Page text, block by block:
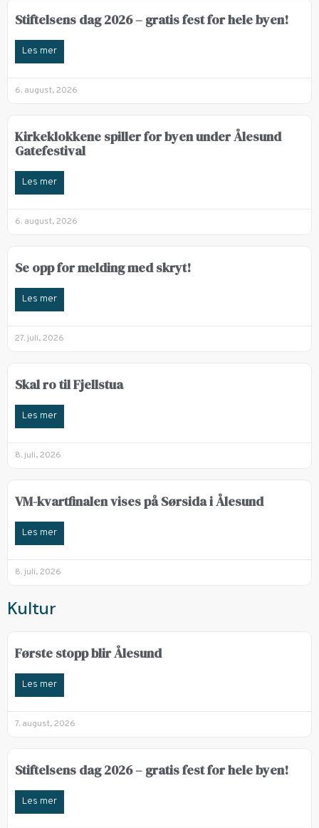
Stiftelsens dag 2026 – gratis fest for hele byen!
Les mer
6. august, 2026
Kirkeklokkene spiller for byen under Ålesund
Gatefestival
Les mer
6. august, 2026
Se opp for melding med skryt!
Les mer
27. juli, 2026
Skal ro til Fjellstua
Les mer
8. juli, 2026
VM-kvartfinalen vises på Sørsida i Ålesund
Les mer
8. juli, 2026
Kultur
Første stopp blir Ålesund
Les mer
7. august, 2026
Stiftelsens dag 2026 – gratis fest for hele byen!
Les mer